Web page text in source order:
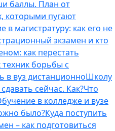
баллы. План от
которыми пугают
в магистратуру: как его не
экзамен и кто
как перестать
борьбы с
в вуз дистанционноШколу
сейчас. Как?Что
в колледже и вузе
было?Куда поступить
– как подготовиться